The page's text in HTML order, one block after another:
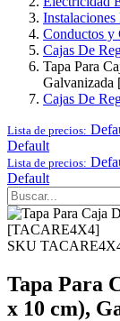
Instalaciones
Conductos y
Cajas De
Tapa Para
Cajas De
Lista de precios:
Default
Lista de precios:
Default
SKU
Tapa Para
x 10 cm),